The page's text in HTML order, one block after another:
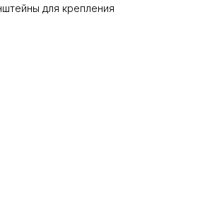
для крепления